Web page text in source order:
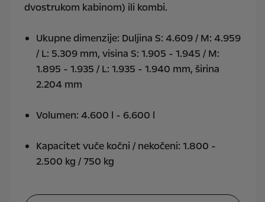
dvostrukom kabinom) ili kombi.
Ukupne dimenzije: Duljina S: 4.609 / M: 4.959
/ L: 5.309 mm, visina S: 1.905 - 1.945 / M:
1.895 - 1.935 / L: 1.935 - 1.940 mm, širina
2.204 mm
Volumen: 4.600 l - 6.600 l
Kapacitet vuče kočni / nekočeni: 1.800 -
2.500 kg / 750 kg